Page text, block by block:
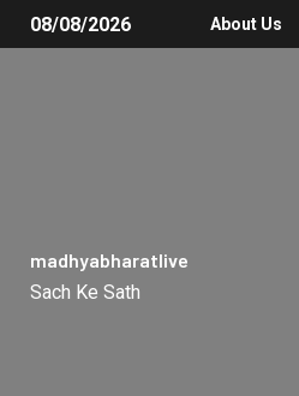
08/08/2026 About Us
madhyabharatlive
Sach Ke Sath